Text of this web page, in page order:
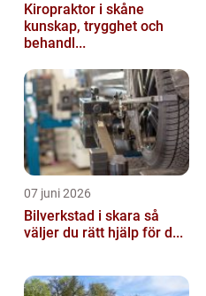
Kiropraktor i skåne
kunskap, trygghet och
behandl...
07 juni 2026
Bilverkstad i skara så
väljer du rätt hjälp för d...